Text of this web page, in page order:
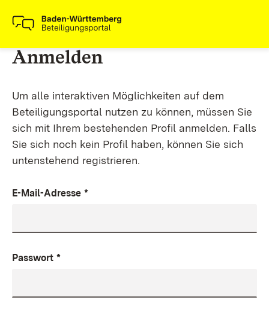
Anmelden
Um alle interaktiven Möglichkeiten auf dem
Beteiligungsportal nutzen zu können, müssen Sie
sich mit Ihrem bestehenden Profil anmelden. Falls
Sie sich noch kein Profil haben, können Sie sich
untenstehend registrieren.
E-Mail-Adresse *
Passwort *